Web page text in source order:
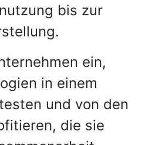
bis zur
ein,
in einem
und von den
die sie